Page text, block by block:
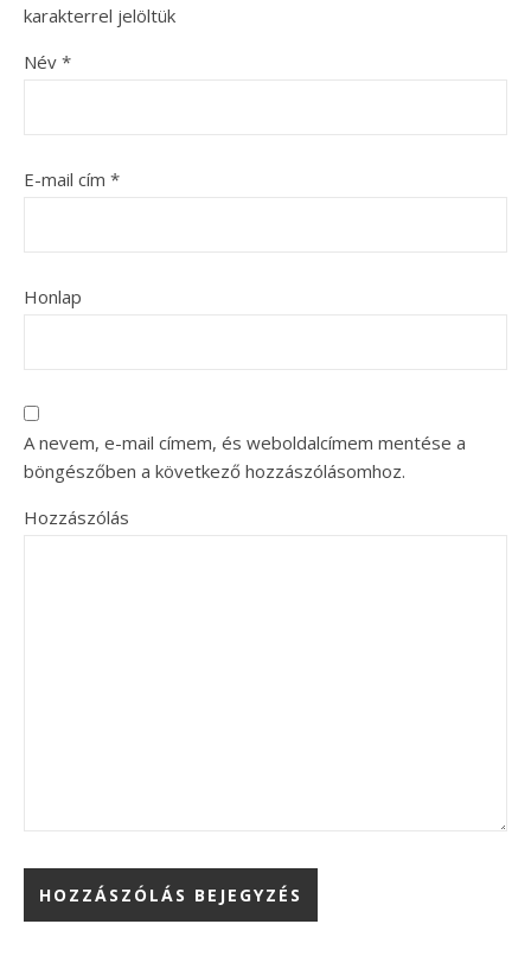
karakterrel jelöltük
Név *
E-mail cím *
Honlap
A nevem, e-mail címem, és weboldalcímem mentése a
böngészőben a következő hozzászólásomhoz.
Hozzászólás